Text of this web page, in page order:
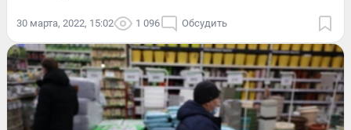
30 марта, 2022, 15:02 1 096 Обсудить